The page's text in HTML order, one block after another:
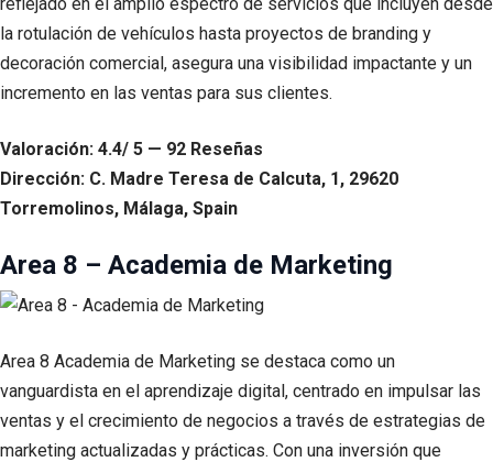
la rotulación de vehículos hasta proyectos de branding y
decoración comercial, asegura una visibilidad impactante y un
incremento en las ventas para sus clientes.
Valoración: 4.4/ 5 — 92 Reseñas
Dirección: C. Madre Teresa de Calcuta, 1, 29620
Torremolinos, Málaga, Spain
Area 8 – Academia de Marketing
Area 8 Academia de Marketing se destaca como un
vanguardista en el aprendizaje digital, centrado en impulsar las
ventas y el crecimiento de negocios a través de estrategias de
marketing actualizadas y prácticas. Con una inversión que